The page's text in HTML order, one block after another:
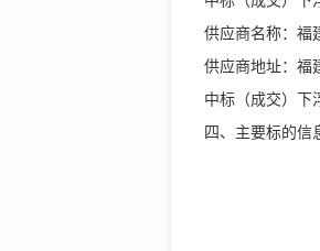
供应商名称：福
供应商地址：福
中标（成交）下
四、主要标的信